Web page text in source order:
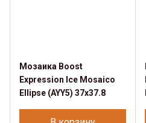
Мозаика Boost
Expression Ice Mosaico
Ellipse (AYY5) 37х37.8